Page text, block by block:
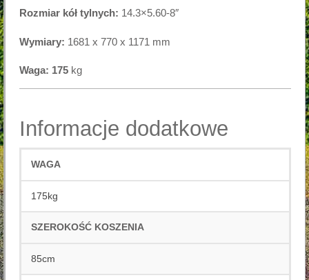
Rozmiar kół tylnych: 14.3×5.60-8″
Wymiary: 1681 x 770 x 1171 mm
Waga: 175 kg
Informacje dodatkowe
WAGA
175kg
SZEROKOŚĆ KOSZENIA
85cm